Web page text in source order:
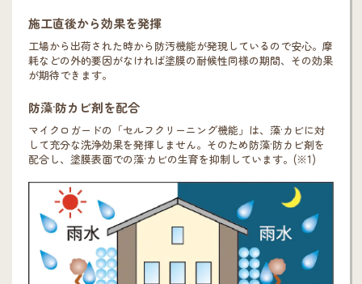
施工直後から効果を発揮
工場から出荷された時から防汚機能が発現しているので安心。摩
耗などの外的要因がなければ塗膜の耐候性同様の期間、その効果
が期待できます。
防藻·防カビ剤を配合
マイクロガードの「セルフクリーニング機能」は、藻·カビに対
して充分な洗浄効果を発揮しません。そのため防藻·防カビ剤を
配合し、塗膜表面での藻·カビの生育を抑制しています。(※1)